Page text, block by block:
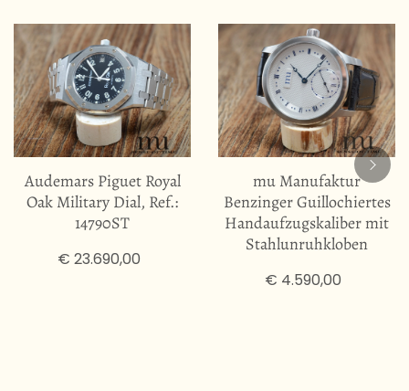
Audemars Piguet Royal
Oak Military Dial, Ref.:
14790ST
€ 23.690,00
mu Manufaktur
Benzinger Guillochiertes
Handaufzugskaliber mit
Stahlunruhkloben
€ 4.590,00